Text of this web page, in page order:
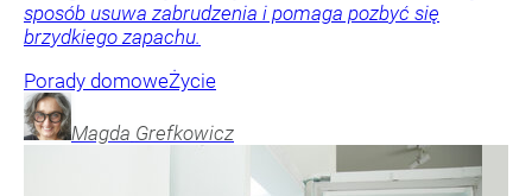
sposób usuwa zabrudzenia i pomaga pozbyć się
brzydkiego zapachu.
Porady domoweŻycie
Magda Grefkowicz